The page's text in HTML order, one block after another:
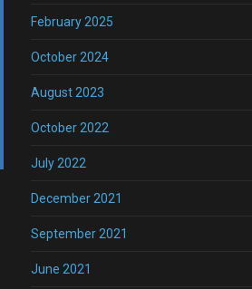
February 2025
October 2024
August 2023
October 2022
July 2022
December 2021
September 2021
June 2021